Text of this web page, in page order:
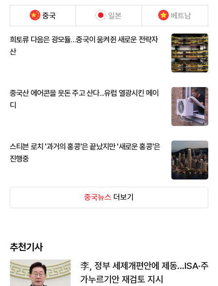
중국 일본 베트남
희토류 다음은 광모듈…중국이 움켜쥔 새로운 전략자
산
중국산 에어콘을 웃돈 주고 산다...유럽 열광시킨 메이
디
스티븐 로치 '과거의 홍콩'은 끝났지만 '새로운 홍콩'은
진행중
중국뉴스 더보기
추천기사
李, 정부 세제개편안에 제동…ISA·주
가누르기안 재검토 지시